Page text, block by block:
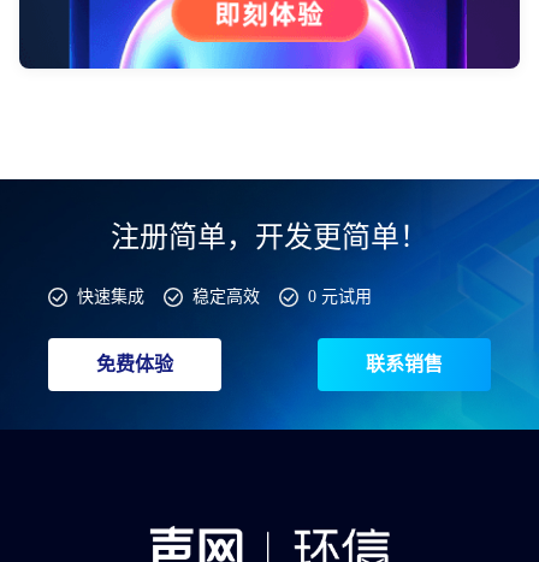
注册简单，开发更简单！
快速集成 稳定高效 0 元试用
免费体验 联系销售